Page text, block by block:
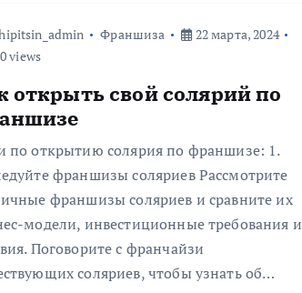
Франшиза
22 марта, 2024
views
открыть свой солярий по
по открытию солярия по франшизе: 1.
франшизы соляриев Рассмотрите
франшизы соляриев и сравните их
модели, инвестиционные требования и
Поговорите с франчайзи
соляриев, чтобы узнать об…